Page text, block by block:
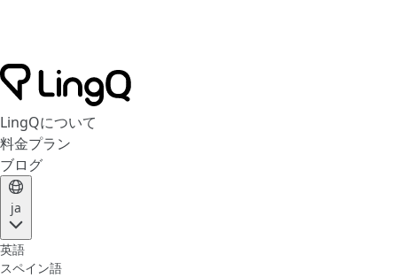
LingQについて
料金プラン
ブログ
ja
英語
スペイン語